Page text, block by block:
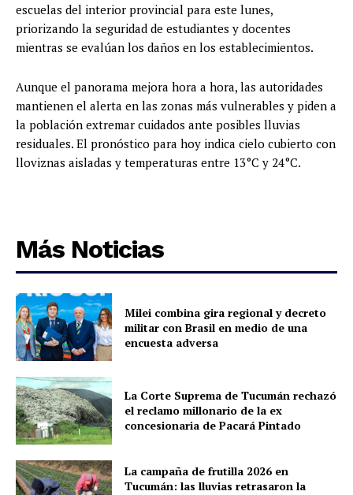
escuelas del interior provincial para este lunes,
priorizando la seguridad de estudiantes y docentes
mientras se evalúan los daños en los establecimientos.
Aunque el panorama mejora hora a hora, las autoridades
mantienen el alerta en las zonas más vulnerables y piden a
la población extremar cuidados ante posibles lluvias
residuales. El pronóstico para hoy indica cielo cubierto con
lloviznas aisladas y temperaturas entre 13°C y 24°C.
Más Noticias
Milei combina gira regional y decreto
militar con Brasil en medio de una
encuesta adversa
La Corte Suprema de Tucumán rechazó
el reclamo millonario de la ex
concesionaria de Pacará Pintado
La campaña de frutilla 2026 en
Tucumán: las lluvias retrasaron la